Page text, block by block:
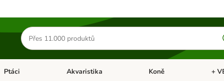
Hledat
produkty
Otevřít menu: Malá zvířata
Ptáci Otevřít menu: Ptáci
Akvaristika Otevřít menu: Akvaristika
Koně +